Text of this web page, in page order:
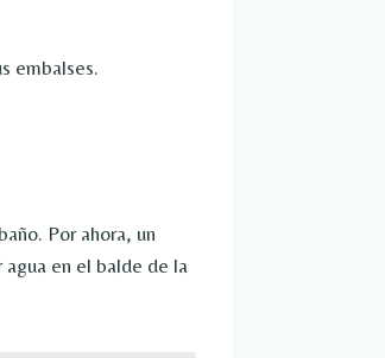
embalses.
Por ahora, un
en el balde de la